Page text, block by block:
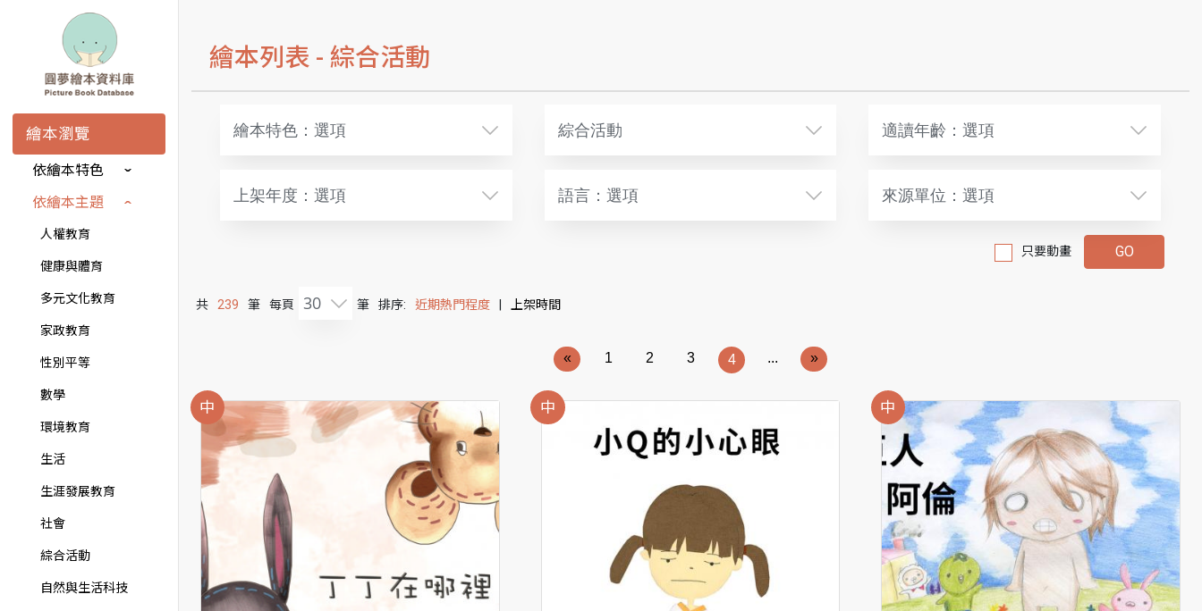
繪本瀏覽
依繪本特色
依繪本主題
人權教育
健康與體育
多元文化教育
家政教育
性別平等
數學
環境教育
生活
生涯發展教育
社會
綜合活動
自然與生活科技
繪本列表 - 綜合活動
繪本特色：選項 綜合活動 適讀年齡：選項
上架年度：選項 語言：選項 來源單位：選項
只要動畫
共 239 筆 每頁 30 筆 排序: 近期熱門程度 上架時間
« 1 2 3 4 ... »
中 中 中